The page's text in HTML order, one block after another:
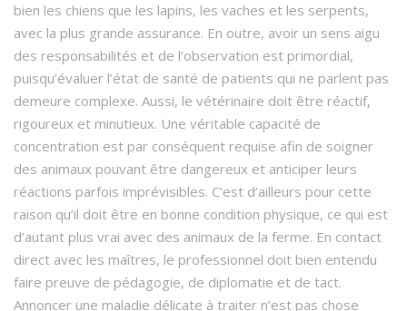
bien les chiens que les lapins, les vaches et les serpents,
avec la plus grande assurance. En outre, avoir un sens aigu
des responsabilités et de l’observation est primordial,
puisqu’évaluer l’état de santé de patients qui ne parlent pas
demeure complexe. Aussi, le vétérinaire doit être réactif,
rigoureux et minutieux. Une véritable capacité de
concentration est par conséquent requise afin de soigner
des animaux pouvant être dangereux et anticiper leurs
réactions parfois imprévisibles. C’est d’ailleurs pour cette
raison qu’il doit être en bonne condition physique, ce qui est
d’autant plus vrai avec des animaux de la ferme. En contact
direct avec les maîtres, le professionnel doit bien entendu
faire preuve de pédagogie, de diplomatie et de tact.
Annoncer une maladie délicate à traiter n’est pas chose